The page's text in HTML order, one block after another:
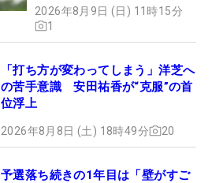
2026年8月9日 (日) 11時15分
1
「打ち方が変わってしまう」洋芝へ
の苦手意識 安田祐香が“克服”の首
位浮上
2026年8月8日 (土) 18時49分 20
予選落ち続きの1年目は「壁がすご